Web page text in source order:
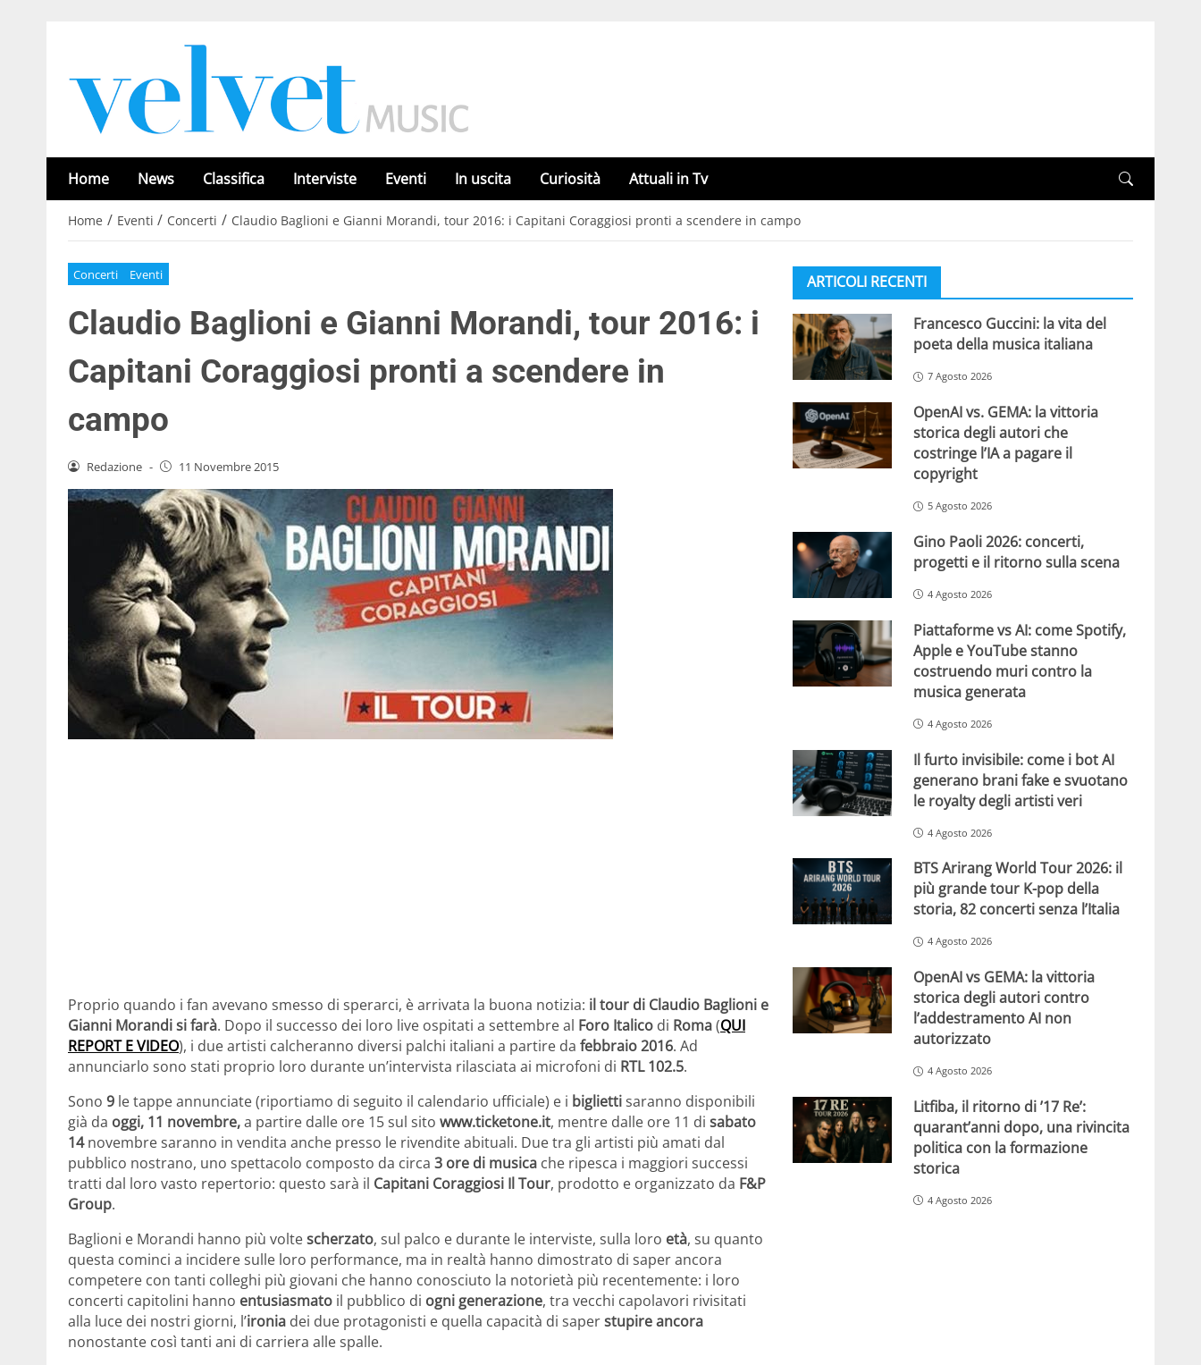
Home News Classifica Interviste Eventi In uscita Curiosità Attuali in Tv
Home / Eventi / Concerti / Claudio Baglioni e Gianni Morandi, tour 2016: i Capitani Coraggiosi pronti a scendere in campo
Concerti Eventi
Claudio Baglioni e Gianni Morandi, tour 2016: i
Capitani Coraggiosi pronti a scendere in
campo
Redazione - 11 Novembre 2015
Proprio quando i fan avevano smesso di sperarci, è arrivata la buona notizia: il tour di Claudio Baglioni e
Gianni Morandi si farà. Dopo il successo dei loro live ospitati a settembre al Foro Italico di Roma(QUI
REPORT E VIDEO), i due artisti calcheranno diversi palchi italiani a partire da febbraio 2016. Ad
annunciarlo sono stati proprio loro durante un’intervista rilasciata ai microfoni di RTL 102.5.
Sono 9 le tappe annunciate (riportiamo di seguito il calendario ufficiale) e i bigliettisaranno disponibili
già da oggi, 11 novembre,a partire dalle ore 15 sul sito www.ticketone.it, mentre dalle ore 11 di sabato
14novembre saranno in vendita anche presso le rivendite abituali. Due tra gli artisti più amati dal
pubblico nostrano, uno spettacolo composto da circa 3 ore di musica che ripesca i maggiori successi
tratti dal loro vasto repertorio: questo sarà il Capitani Coraggiosi Il Tour, prodotto e organizzato da F&P
Group.
Baglioni e Morandi hanno più voltescherzato, sul palco e durante le interviste, sulla loro età, su quanto
questa cominci a incidere sulle loro performance, ma in realtà hanno dimostrato di saper ancora
competere con tanti colleghi più giovani che hanno conosciuto la notorietà più recentemente: i loro
concerti capitolini hanno entusiasmato il pubblico di ogni generazione, tra vecchi capolavori rivisitati
alla luce dei nostri giorni, l’ironia dei due protagonisti e quella capacità di saperstupire ancora
nonostante così tanti ani di carriera alle spalle.
ARTICOLI RECENTI
Francesco Guccini: la vita del
poeta della musica italiana
7 Agosto 2026
OpenAI vs. GEMA: la vittoria
storica degli autori che
costringe l’IA a pagare il
copyright
5 Agosto 2026
Gino Paoli 2026: concerti,
progetti e il ritorno sulla scena
4 Agosto 2026
Piattaforme vs AI: come Spotify,
Apple e YouTube stanno
costruendo muri contro la
musica generata
4 Agosto 2026
Il furto invisibile: come i bot AI
generano brani fake e svuotano
le royalty degli artisti veri
4 Agosto 2026
BTS Arirang World Tour 2026: il
più grande tour K-pop della
storia, 82 concerti senza l’Italia
4 Agosto 2026
OpenAI vs GEMA: la vittoria
storica degli autori contro
l’addestramento AI non
autorizzato
4 Agosto 2026
Litfiba, il ritorno di ’17 Re’:
quarant’anni dopo, una rivincita
politica con la formazione
storica
4 Agosto 2026